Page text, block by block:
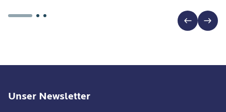
Unser Newsletter